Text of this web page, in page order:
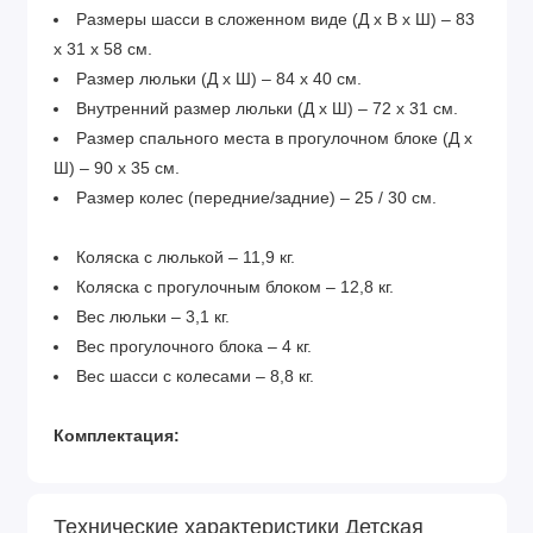
Размеры шасси в сложенном виде (Д х В х Ш) – 83
х 31 х 58 см.
Размер люльки (Д х Ш) – 84 х 40 см.
Внутренний размер люльки (Д х Ш) – 72 х 31 см.
Размер спального места в прогулочном блоке (Д х
Ш) – 90 х 35 см.
Размер колес (передние/задние) – 25 / 30 см.
Коляска с люлькой – 11,9 кг.
Коляска с прогулочным блоком – 12,8 кг.
Вес люльки – 3,1 кг.
Вес прогулочного блока – 4 кг.
Вес шасси с колесами – 8,8 кг.
Комплектация:
колеса GEL
Технические характеристики Детская